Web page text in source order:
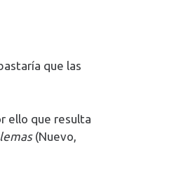
que las
ello que resulta
(Nuevo,